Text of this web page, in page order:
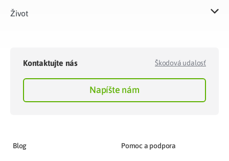
Život​
Kontaktujte nás Škodová udalosť
Napíšte nám
Blog Pomoc a podpora